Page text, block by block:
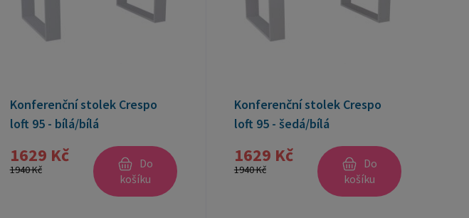
Konferenční stolek Crespo
loft 95 - bílá/bílá
1629 Kč
1940 Kč
Do
košíku
Konferenční stolek Crespo
loft 95 - šedá/bílá
1629 Kč
1940 Kč
Do
košíku